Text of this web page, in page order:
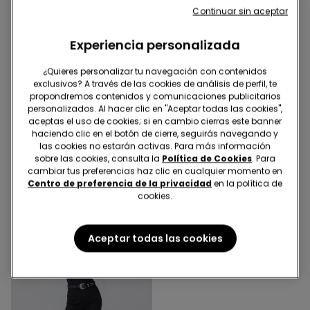
4 Colores
Jeggings de Talle Alto con
Efecto Push-Up
19,99 €
-47%
4 Colores
Shorts de Denim
Deshilachados
10,00 € 18,99 € -47%
Experiencia personalizada
¿Quieres personalizar tu navegación con contenidos
exclusivos? A través de las cookies de análisis de perfil, te
propondremos contenidos y comunicaciones publicitarios
personalizados. Al hacer clic en "Aceptar todas las cookies",
aceptas el uso de cookies; si en cambio cierras este banner
haciendo clic en el botón de cierre, seguirás navegando y
las cookies no estarán activas. Para más información
sobre las cookies, consulta la Política de Cookies. Para
cambiar tus preferencias haz clic en cualquier momento en
Centro de preferencia de la privacidad en la política de
cookies.
Aceptar todas las cookies
Continuar sin aceptar